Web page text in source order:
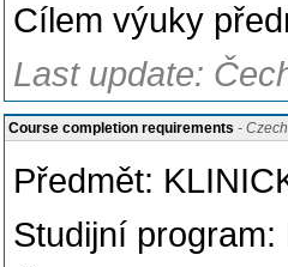
Cílem výuky
Last update:
Course completion requirements - Czech
Předmět:
Studijní